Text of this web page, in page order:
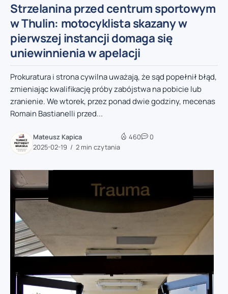
Strzelanina przed centrum sportowym
w Thulin: motocyklista skazany w
pierwszej instancji domaga się
uniewinnienia w apelacji
Prokuratura i strona cywilna uważają, że sąd popełnił błąd,
zmieniając kwalifikację próby zabójstwa na pobicie lub
zranienie. We wtorek, przez ponad dwie godziny, mecenas
Romain Bastianelli przed...
Mateusz Kapica
2025-02-19
2 min czytania
460 0